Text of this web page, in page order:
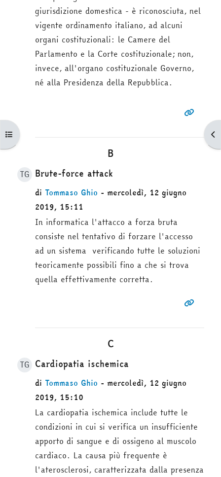
Apri indice del corso
giurisdizione domestica - è riconosciuta, nel
vigente ordinamento italiano, ad alcuni
organi costituzionali: le Camere del
Parlamento e la Corte costituzionale; non,
invece, all'organo costituzionale Governo,
né alla Presidenza della Repubblica.
B
TG Brute-force attack
di Tommaso Ghio - mercoledì, 12 giugno
2019, 15:11
In informatica l'attacco a forza bruta
consiste nel tentativo di forzare l'accesso
ad un sistema verificando tutte le soluzioni
teoricamente possibili fino a che si trova
quella effettivamente corretta.
C
TG Cardiopatia ischemica
di Tommaso Ghio - mercoledì, 12 giugno
2019, 15:10
La cardiopatia ischemica include tutte le
condizioni in cui si verifica un insufficiente
apporto di sangue e di ossigeno al muscolo
cardiaco. La causa più frequente è
l'aterosclerosi, caratterizzata dalla presenza